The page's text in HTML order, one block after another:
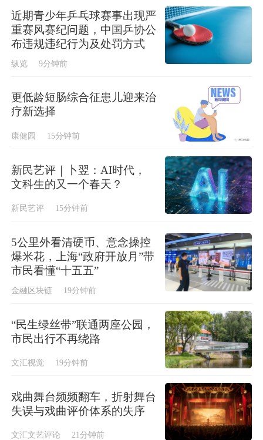
近期青少年乒乓球赛事出现严
重赛风赛纪问题，中国乒协公
布违规违纪行为及处罚方式
纵览 9分钟前
更低龄短肠综合征患儿迎来治
疗新选择
康健园 15分钟前
新民艺评｜卜翌：AI时代，
文科生的又一个春天？
新民艺评 15分钟前
5公里外看清硬币、意念操控
爆米花，上海“政府开放月”带
市民看懂“十五五”
金融区块链 19分钟前
“民生绿丝带”联通两座公园，
市民出行不再绕路
文汇视觉 19分钟前
戏曲舞台频频翻车，折射舞台
失误与戏曲评价体系的失序
文汇文艺评论 21分钟前